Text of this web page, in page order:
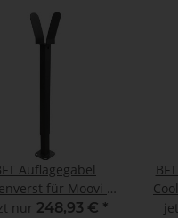
Auflagegabel
für Moovi u
Michelangelo
nur 248,93 € *